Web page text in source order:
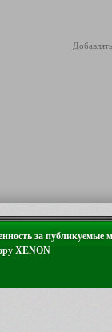
за публикуемые
XENON